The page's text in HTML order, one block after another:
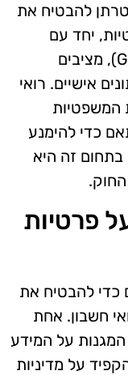
להבטיח את
יחד עם
תקנות הגנת המידע הכלליות (GDPR), מציבים
אישיים. רואי
המשפטיות
כדי להימנע
זה היא
פרטיות
כדי להבטיח את
חשבון. אחת
המגנות על המידע
על מדיניות